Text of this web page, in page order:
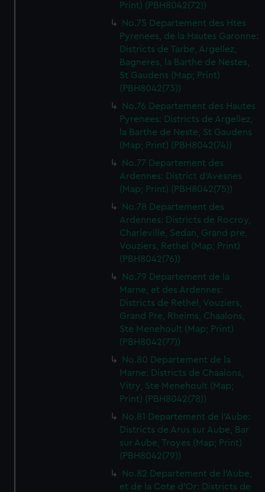
Print) (PBH8042(72))
No.75 Departement des Htes
Pyrenees, de la Hautes Garonne:
Districts de Tarbe, Argellez,
Bagneres, la Barthe de Nestes,
St Gaudens (Map; Print)
(PBH8042(73))
No.76 Departement des Hautes
Pyrenees: Districts de Argellez,
la Barthe de Neste, St Gaudens
(Map; Print) (PBH8042(74))
No.77 Departement des
Ardennes: District d'Avesnes
(Map; Print) (PBH8042(75))
No.78 Departement des
Ardennes: Districts de Rocroy,
Charleville, Sedan, Grand pre,
Vouziers, Rethel (Map; Print)
(PBH8042(76))
No.79 Departement de la
Marne, et des Ardennes:
Districts de Rethel, Vouziers,
Grand Pre, Rheims, Chaalons,
Ste Menehoult (Map; Print)
(PBH8042(77))
No.80 Departement de la
Marne: Districts de Chaalons,
Vitry, Ste Menehoult (Map;
Print) (PBH8042(78))
No.81 Departement de l'Aube:
Districts de Arus sur Aube, Bar
sur Aube, Troyes (Map; Print)
(PBH8042(79))
No.82 Departement de l'Aube,
et de la Cote d'Or: Districts de